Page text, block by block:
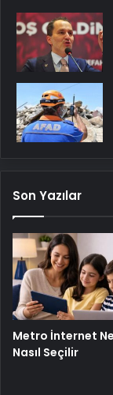
Son Yazılar
Metro İnternet
Nasıl Seçilir